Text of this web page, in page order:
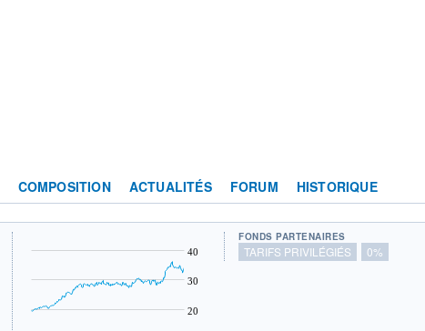
COMPOSITION ACTUALITÉS FORUM HISTORIQUE
20
30
40
FONDS PARTENAIRES
TARIFS PRIVILÉGIÉS 0%